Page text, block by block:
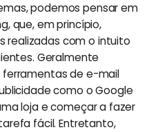
podemos pensar em
que, em princípio,
realizadas com o intuito
Geralmente
ferramentas de e-mail
como o Google
loja e começar a fazer
fácil. Entretanto,